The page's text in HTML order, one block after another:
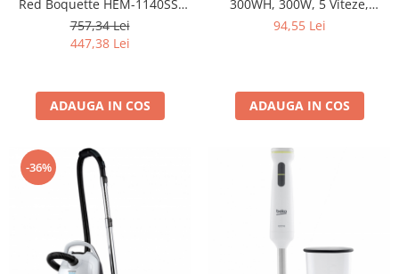
Red Boquette HEM-1140SS,
850W, 15 bar, rezervor apa
1.2l,
757,34 Lei
447,38 Lei
ADAUGA IN COS
300WH, 300W, 5 Viteze,
Functie Turbo, Accesorii din
94,55 Lei
ADAUGA IN COS
-36%